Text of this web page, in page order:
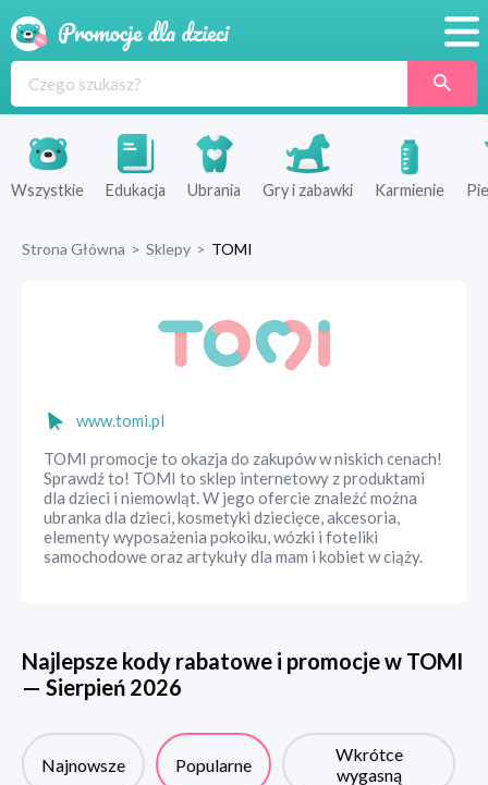
Produkty
Sklepy
Wszystkie Edukacja Ubrania Gry i zabawki Karmienie
Strona Główna > Sklepy > TOMI
www.tomi.pl
TOMI promocje to okazja do zakupów w niskich cenach!
Sprawdź to! TOMI to sklep internetowy z produktami
dla dzieci i niemowląt. W jego ofercie znaleźć można
ubranka dla dzieci, kosmetyki dziecięce, akcesoria,
elementy wyposażenia pokoiku, wózki i foteliki
samochodowe oraz artykuły dla mam i kobiet w ciąży.
Najlepsze kody rabatowe i promocje w TOMI
— Sierpień 2026
Najnowsze Popularne
Wkrótce
wygasną